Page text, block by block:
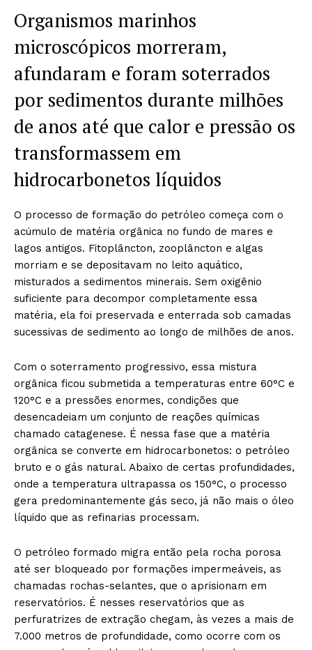
Organismos marinhos
microscópicos morreram,
afundaram e foram soterrados
por sedimentos durante milhões
de anos até que calor e pressão os
transformassem em
hidrocarbonetos líquidos
O processo de formação do petróleo começa com o
acúmulo de matéria orgânica no fundo de mares e
lagos antigos. Fitoplâncton, zooplâncton e algas
morriam e se depositavam no leito aquático,
misturados a sedimentos minerais. Sem oxigênio
suficiente para decompor completamente essa
matéria, ela foi preservada e enterrada sob camadas
sucessivas de sedimento ao longo de milhões de anos.
Com o soterramento progressivo, essa mistura
orgânica ficou submetida a temperaturas entre 60°C e
120°C e a pressões enormes, condições que
desencadeiam um conjunto de reações químicas
chamado catagenese. É nessa fase que a matéria
orgânica se converte em hidrocarbonetos: o petróleo
bruto e o gás natural. Abaixo de certas profundidades,
onde a temperatura ultrapassa os 150°C, o processo
gera predominantemente gás seco, já não mais o óleo
líquido que as refinarias processam.
O petróleo formado migra então pela rocha porosa
até ser bloqueado por formações impermeáveis, as
chamadas rochas-selantes, que o aprisionam em
reservatórios. É nesses reservatórios que as
perfuratrizes de extração chegam, às vezes a mais de
7.000 metros de profundidade, como ocorre com os